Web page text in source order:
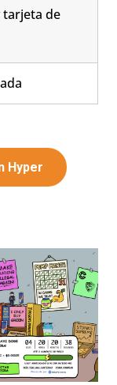
tarjeta de
Hyper